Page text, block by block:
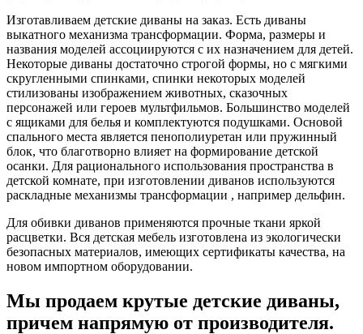
Изготавливаем детские диваны на заказ. Есть диваны
выкатного механизма трансформации. Форма, размеры и
названия моделей ассоциируются с их назначением для детей.
Некоторые диваны достаточно строгой формы, но с мягкими
скругленными спинками, спинки некоторых моделей
стилизованы изображением животных, сказочных
персонажей или героев мультфильмов. Большинство моделей
с ящиками для белья и комплектуются подушками. Основой
спального места является пенополиуретан или пружинный
блок, что благотворно влияет на формирование детской
осанки. Для рационального использования пространства в
детской комнате, при изготовлении диванов используются
раскладные механизмы трансформации , например дельфин.
Для обивки диванов применяются прочные ткани яркой
расцветки. Вся детская мебель изготовлена из экологически
безопасных материалов, имеющих сертификаты качества, на
новом импортном оборудовании.
Мы продаем крутые детские диваны,
причем напрямую от производителя.